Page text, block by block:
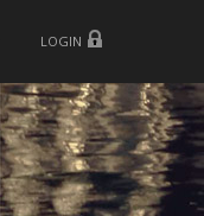
LOGIN